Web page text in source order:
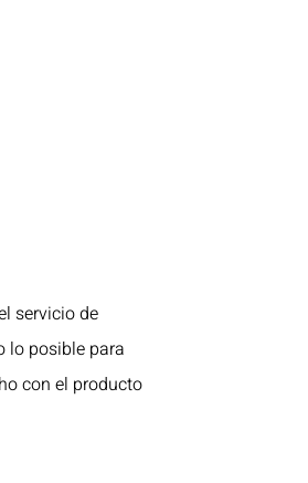
servicio de
lo posible para
con el producto